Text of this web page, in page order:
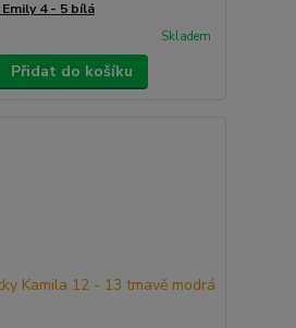
4 - 5 bílá
Skladem
Přidat do košíku